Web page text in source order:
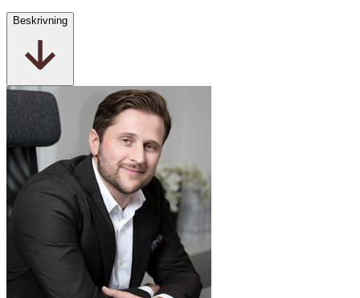
Beskrivning